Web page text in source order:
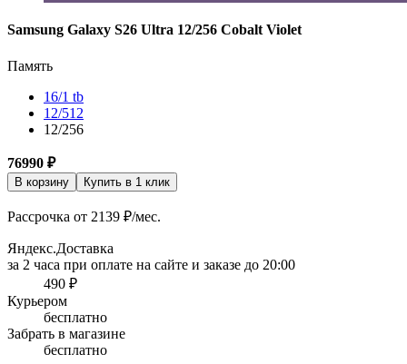
Samsung Galaxy S26 Ultra 12/256 Cobalt Violet
Память
16/1 tb
12/512
12/256
76990 ₽
В корзину Купить в 1 клик
Рассрочка от 2139 ₽/мес.
Яндекс.Доставка
за 2 часа при оплате на сайте и заказе до 20:00
490 ₽
Курьером
бесплатно
Забрать в магазине
бесплатно